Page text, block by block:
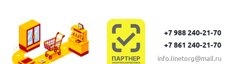
+7 988 240-21-70
+7 861 240-21-70
info.linetorg@mail.ru